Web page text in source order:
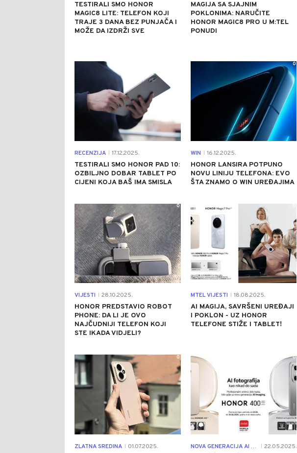
TESTIRALI SMO HONOR
MAGIC8 LITE: TELEFON KOJI
TRAJE 3 DANA BEZ PUNJAČA I
MOŽE DA IZDRŽI SVE
MAGIJA SA SJAJNIM
POKLONIMA: NARUČITE
HONOR MAGIC8 PRO U M:TEL
PONUDI
RECENZIJA 17.12.2025.
TESTIRALI SMO HONOR PAD 10:
OZBILJNO DOBAR TABLET PO
CIJENI KOJA BAŠ IMA SMISLA
WIN 16.12.2025.
HONOR LANSIRA POTPUNO
NOVU LINIJU TELEFONA: EVO
ŠTA ZNAMO O WIN UREĐAJIMA
0
VIJESTI 28.10.2025.
HONOR PREDSTAVIO ROBOT
PHONE: DA LI JE OVO
NAJČUDNIJI TELEFON KOJI
STE IKADA VIDJELI?
0
MTEL VIJESTI 18.08.2025.
AI MAGIJA, SAVRŠENI UREĐAJI
I POKLON - UZ HONOR
TELEFONE STIŽE I TABLET!
ZLATNA SREDINA 01.07.2025.
0
NOVA GENERACIJA AI FOTOGRAFIJE JE STIGLA! 22.05.2025.
0